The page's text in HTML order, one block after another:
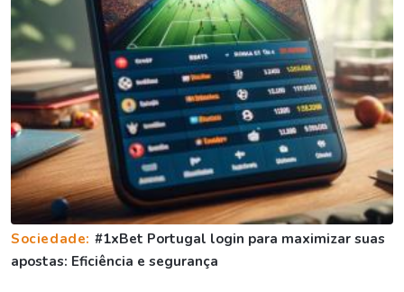
Sociedade: #1xBet Portugal login para maximizar suas
apostas: Eficiência e segurança